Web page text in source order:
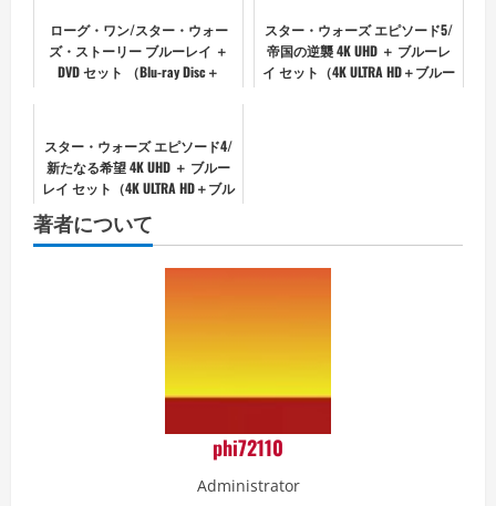
ローグ・ワン/スター・ウォー
ズ・ストーリー ブルーレイ ＋
DVD セット （Blu-ray Disc＋
スター・ウォーズ エピソード5/
帝国の逆襲 4K UHD ＋ ブルーレ
イ セット（4K ULTRA HD＋ブルー
スター・ウォーズ エピソード4/
新たなる希望 4K UHD ＋ ブルー
レイ セット（4K ULTRA HD＋ブル
著者について
phi72110
Administrator